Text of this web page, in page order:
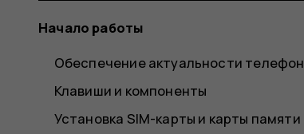
Начало работы
Обеспечение актуальности
Клавиши и компоненты
Установка SIM-карты и карты памяти